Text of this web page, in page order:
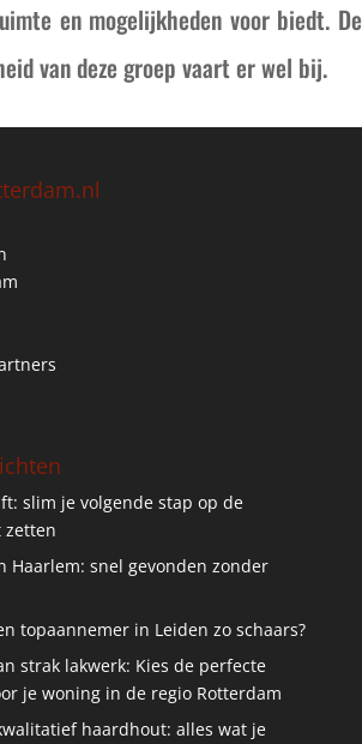
en mogelijkheden voor biedt. De
van deze groep vaart er wel bij.
slim je volgende stap op de
zetten
Haarlem: snel gevonden zonder
topaannemer in Leiden zo schaars?
strak lakwerk: Kies de perfecte
je woning in de regio Rotterdam
haardhout: alles wat je